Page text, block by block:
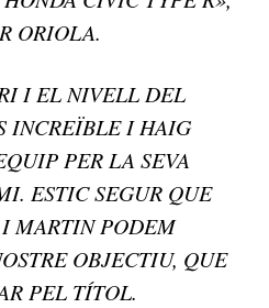
ORIOLA.
I EL NIVELL DEL
INCREÏBLE I HAIG
PER LA SEVA
ESTIC SEGUR QUE
MARTIN PODEM
OBJECTIU, QUE
PEL TÍTOL.